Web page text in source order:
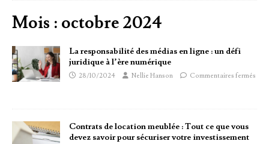
Mois : octobre 2024
La responsabilité des médias en ligne : un défi
juridique à l’ère numérique
28/10/2024 Nellie Hanson Commentaires fermés
Contrats de location meublée : Tout ce que vous
devez savoir pour sécuriser votre investissement